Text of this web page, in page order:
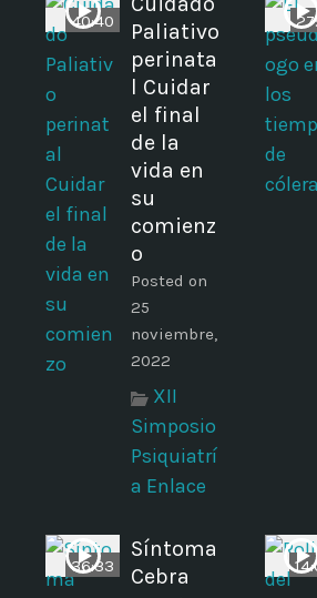
40:40
Paliativo
perinata
l Cuidar
el final
de la
vida en
su
comienz
o
Posted on
25
noviembre,
2022
XII
Simposio
Psiquiatrí
a Enlace
36:33
Síntoma
Cebra